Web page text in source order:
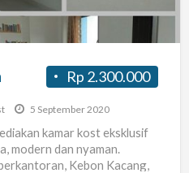
Rp 2.300.000
5 September 2020
kamar kost eksklusif
modern dan nyaman.
Kebon Kacang,